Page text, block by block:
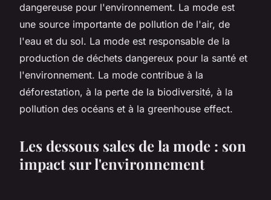
dangereuse pour l'environnement. La mode est
une source importante de pollution de l'air, de
l'eau et du sol. La mode est responsable de la
production de déchets dangereux pour la santé et
l'environnement. La mode contribue à la
déforestation, à la perte de la biodiversité, à la
pollution des océans et à la greenhouse effect.
Les dessous sales de la mode : son
impact sur l'environnement